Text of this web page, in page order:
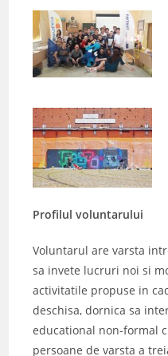
Profilul voluntarului
Voluntarul are varsta
sa invete lucruri noi si
activitatile propuse in
deschisa, dornica sa
educational non-formal
persoane de varsta a